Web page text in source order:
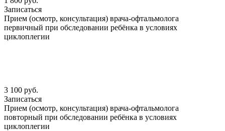
Записаться
Прием (осмотр, консультация) врача-офтальмолога
первичный при обследовании ребёнка в условиях
циклоплегии
3 100 руб.
Записаться
Прием (осмотр, консультация) врача-офтальмолога
повторный при обследовании ребёнка в условиях
циклоплегии